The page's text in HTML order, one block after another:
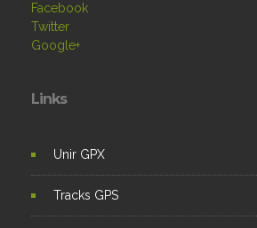
Facebook
Twitter
Google+
Links
Unir GPX
Tracks GPS